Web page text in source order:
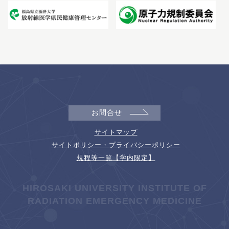
お問合せ
サイトマップ
サイトポリシー・プライバシーポリシー
規程等一覧【学内限定】
HIROSAKI UNIVERSITY INSTITUTE OF
RADIATION EMERGENCY MEDICINE